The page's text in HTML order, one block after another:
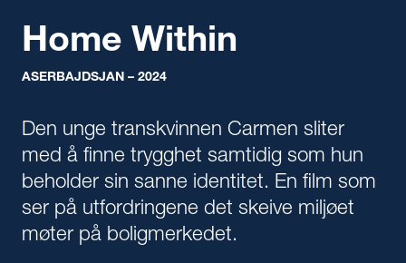
Home Within
ASERBAJDSJAN – 2024
Den unge transkvinnen Carmen sliter
med å finne trygghet samtidig som hun
beholder sin sanne identitet. En film som
ser på utfordringene det skeive miljøet
møter på boligmerkedet.